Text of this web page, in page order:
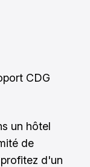
CDG
un hôtel
de
d'un